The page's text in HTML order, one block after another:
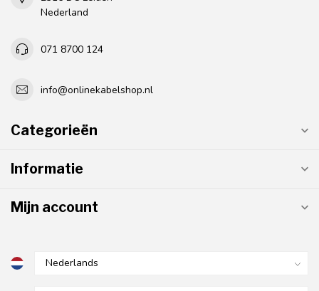
Nederland
071 8700 124
info@onlinekabelshop.nl
Categorieën
Informatie
Mijn account